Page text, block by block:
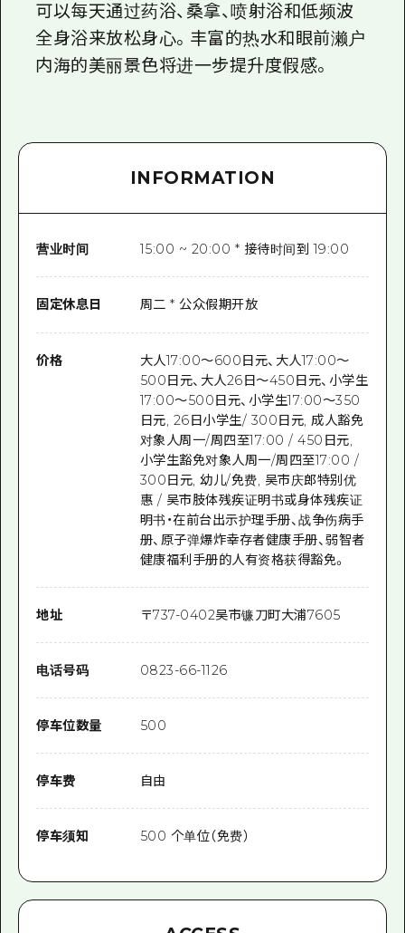
可以每天通过药浴、桑拿、喷射浴和低频波
全身浴来放松身心。丰富的热水和眼前濑户
内海的美丽景色将进一步提升度假感。
INFORMATION
营业时间 15:00 ~ 20:00 * 接待时间到 19:00
固定休息日 周二 * 公众假期开放
价格
大人17:00～600日元、大人17:00～
500日元、大人26日～450日元、小学生
17:00～500日元、小学生17:00～350
日元, 26日小学生/ 300日元, 成人豁免
对象人周一/周四至17:00 / 450日元,
小学生豁免对象人周一/周四至17:00 /
300日元, 幼儿/免费, 吴市庆郎特别优
惠 / 吴市肢体残疾证明书或身体残疾证
明书・在前台出示护理手册、战争伤病手
册、原子弹爆炸幸存者健康手册、弱智者
健康福利手册的人有资格获得豁免。
地址 〒737-0402吴市镰刀町大浦7605
电话号码 0823-66-1126
停车位数量 500
停车费 自由
停车须知 500 个单位（免费）